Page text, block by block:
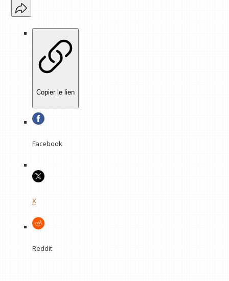
Copier le lien
Facebook
X
Reddit